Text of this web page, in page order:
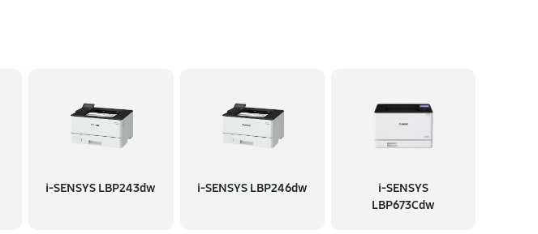
i-SENSYS LBP243dw i-SENSYS LBP246dw
i-SENSYS
LBP673Cdw